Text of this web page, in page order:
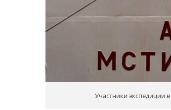
Участники экспедиции